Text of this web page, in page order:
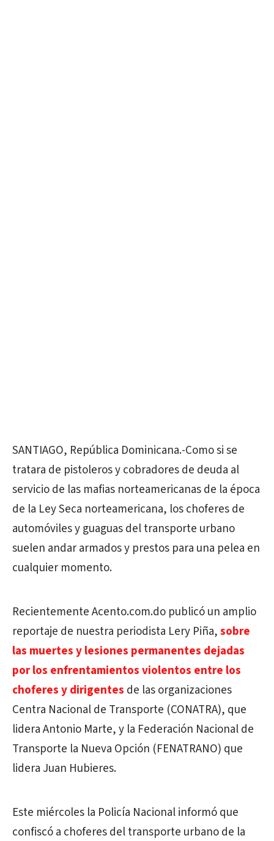
SANTIAGO, República Dominicana.-Como si se
tratara de pistoleros y cobradores de deuda al
servicio de las mafias norteamericanas de la época
de la Ley Seca norteamericana, los choferes de
automóviles y guaguas del transporte urbano
suelen andar armados y prestos para una pelea en
cualquier momento.
Recientemente Acento.com.do publicó un amplio
reportaje de nuestra periodista Lery Piña,sobre
las muertes y lesiones permanentes dejadas
por los enfrentamientos violentos entre los
choferes y dirigentes de las organizaciones
Centra Nacional de Transporte (CONATRA), que
lidera Antonio Marte, y la Federación Nacional de
Transporte la Nueva Opción (FENATRANO) que
lidera Juan Hubieres.
Este miércoles la Policía Nacional informó que
confiscó a choferes del transporte urbano de la